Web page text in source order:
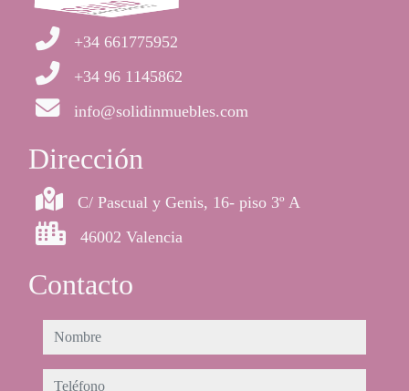
+34 661775952
+34 96 1145862
info@solidinmuebles.com
Dirección
C/ Pascual y Genis, 16- piso 3º A
46002 Valencia
Contacto
nombre
teléfono